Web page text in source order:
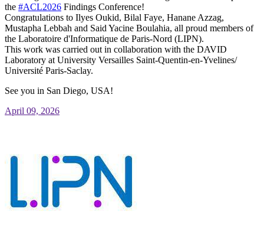
the #ACL2026 Findings Conference!
Congratulations to Ilyes Oukid, Bilal Faye, Hanane Azzag,
Mustapha Lebbah and Said Yacine Boulahia, all proud members of
the Laboratoire d'Informatique de Paris-Nord (LIPN).
This work was carried out in collaboration with the DAVID
Laboratory at University Versailles Saint-Quentin-en-Yvelines/
Université Paris-Saclay.
See you in San Diego, USA!
April 09, 2026